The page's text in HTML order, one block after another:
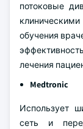
потоковые
обучения
лечения
Medtronic
Использует
сеть и